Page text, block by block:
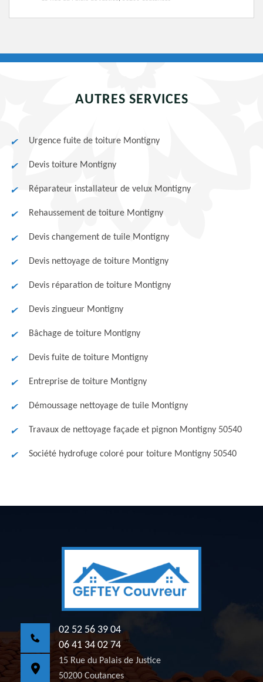
AUTRES SERVICES
Urgence fuite de toiture Montigny
Devis toiture Montigny
Réparateur installateur de velux Montigny
Rehaussement de toiture Montigny
Devis changement de tuile Montigny
Devis nettoyage de toiture Montigny
Devis réparation de toiture Montigny
Devis zingueur Montigny
Bâchage de toiture Montigny
Devis fuite de toiture Montigny
Entreprise de toiture Montigny
Démoussage nettoyage de tuile Montigny
Travaux de nettoyage façade et pignon Montigny 50540
Société hydrofuge coloré pour toiture Montigny 50540
02 52 56 39 04
06 41 34 02 74
15 Rue du Palais de Justice
50200 Coutances